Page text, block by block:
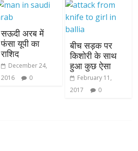
सऊदी अरब में
फंसा यूपी का
राशिद
December 24,
2016
0
बीच सड़क पर
किशोरी के साथ
हुआ कुछ ऐसा
February 11,
2017
0